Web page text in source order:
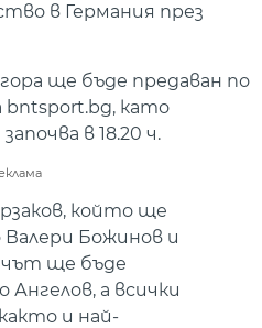
в Германия през
ще бъде предаван по
bntsport.bg, като
в 18.20 ч.
който ще
Божинов и
ще бъде
а всички
и най-